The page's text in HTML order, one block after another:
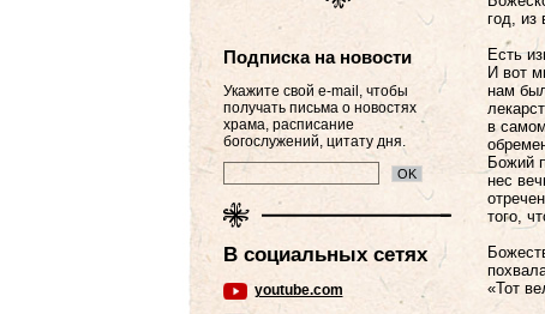
Подписка на новости
Укажите свой e-mail, чтобы
получать письма о новостях
храма, расписание
богослужений, цитату дня.
В социальных сетях
youtube.com
год, из
Есть
И вот
нам
в
Божий
нес
того,
«Тот